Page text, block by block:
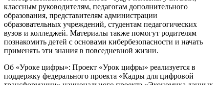
классным руководителям, педагогам дополнительного
образования, представителям администрации
образовательных учреждений, студентам педагогических
вузов и колледжей. Материалы также помогут родителям
познакомить детей с основами кибербезопасности и начать
применять эти знания в повседневной жизни.
Об «Уроке цифры»: Проект «Урок цифры» реализуется в
поддержку федерального проекта «Кадры для цифровой